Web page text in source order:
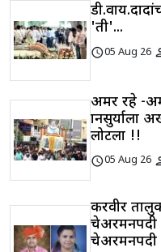
'ती'...
schedule05 Aug 26
अमर रहे -
लोटला !!
schedule05 Aug 26
करवीर
चेअरमनपदी
चेअरमनपदी